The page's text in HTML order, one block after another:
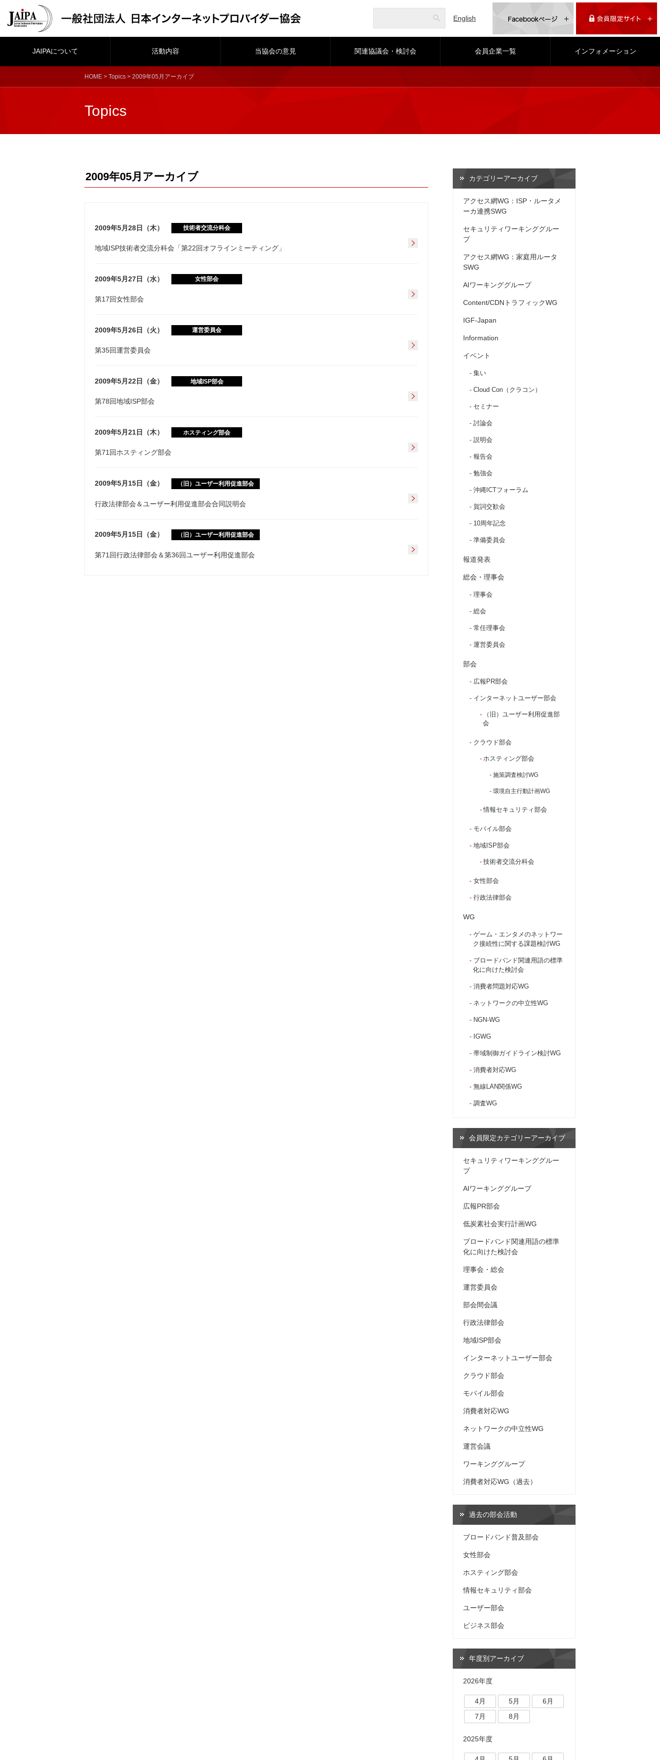
English
JAIPAについて 活動内容 当協会の意見 関連協議会・検討会 会員企業一覧 インフォメーション
HOME > Topics > 2009年05月アーカイブ
Topics
2009年05月アーカイブ
2009年5月28日（木） 技術者交流分科会
地域ISP技術者交流分科会「第22回オフラインミーティング」
2009年5月27日（水） 女性部会
第17回女性部会
2009年5月26日（火） 運営委員会
第35回運営委員会
2009年5月22日（金） 地域ISP部会
第78回地域ISP部会
2009年5月21日（木） ホスティング部会
第71回ホスティング部会
2009年5月15日（金） （旧）ユーザー利用促進部会
行政法律部会＆ユーザー利用促進部会合同説明会
2009年5月15日（金） （旧）ユーザー利用促進部会
第71回行政法律部会＆第36回ユーザー利用促進部会
カテゴリーアーカイブ
アクセス網WG：ISP・ルータメ
ーカ連携SWG
セキュリティワーキンググルー
プ
アクセス網WG：家庭用ルータ
SWG
AIワーキンググループ
Content/CDNトラフィックWG
IGF-Japan
Information
イベント
集い
Cloud Con（クラコン）
セミナー
討論会
説明会
報告会
勉強会
沖縄ICTフォーラム
賀詞交歓会
10周年記念
準備委員会
報道発表
総会・理事会
理事会
総会
常任理事会
運営委員会
部会
広報PR部会
インターネットユーザー部会
（旧）ユーザー利用促進部
会
クラウド部会
ホスティング部会
施策調査検討WG
環境自主行動計画WG
情報セキュリティ部会
モバイル部会
地域ISP部会
技術者交流分科会
女性部会
行政法律部会
WG
ゲーム・エンタメのネットワー
ク接続性に関する課題検討WG
ブロードバンド関連用語の標準
化に向けた検討会
消費者問題対応WG
ネットワークの中立性WG
NGN-WG
IGWG
帯域制御ガイドライン検討WG
消費者対応WG
無線LAN関係WG
調査WG
会員限定カテゴリーアーカイブ
セキュリティワーキンググルー
プ
AIワーキンググループ
広報PR部会
低炭素社会実行計画WG
ブロードバンド関連用語の標準
化に向けた検討会
理事会・総会
運営委員会
部会間会議
行政法律部会
地域ISP部会
インターネットユーザー部会
クラウド部会
モバイル部会
消費者対応WG
ネットワークの中立性WG
運営会議
ワーキンググループ
消費者対応WG（過去）
過去の部会活動
ブロードバンド普及部会
女性部会
ホスティング部会
情報セキュリティ部会
ユーザー部会
ビジネス部会
年度別アーカイブ
2026年度
4月 5月
6月
7月
8月
2025年度